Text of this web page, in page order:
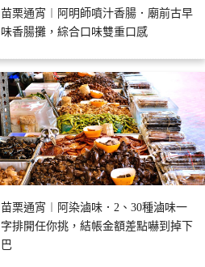
苗栗通宵︱阿明師噴汁香腸．廟前古早
味香腸攤，綜合口味雙重口感
苗栗通宵︱阿染滷味．2、30種滷味一
字排開任你挑，結帳金額差點嚇到掉下
巴